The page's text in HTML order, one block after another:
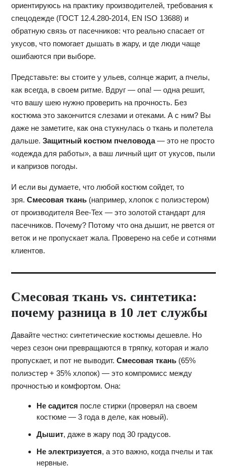
ориентируюсь на практику производителей, требования к
спецодежде (ГОСТ 12.4.280‑2014, EN ISO 13688) и
обратную связь от пасечников: что реально спасает от
укусов, что помогает дышать в жару, и где люди чаще
ошибаются при выборе.
Представьте: вы стоите у ульев, солнце жарит, а пчелы,
как всегда, в своем ритме. Вдруг — опа! — одна решит,
что вашу шею нужно проверить на прочность. Без
костюма это закончится слезами и отеками. А с ним? Вы
даже не заметите, как она стукнулась о ткань и полетела
дальше. Защитный костюм пчеловода— это не просто
«одежда для работы», а ваш личный щит от укусов, пыли
и капризов погоды.
И если вы думаете, что любой костюм сойдет, то
зря. Смесовая ткань(например, хлопок с полиэстером)
от производителя Bee-Tex — это золотой стандарт для
пасечников. Почему? Потому что она дышит, не рвется от
веток и не пропускает жала. Проверено на себе и сотнями
клиентов.
Смесовая ткань vs. синтетика:
почему разница в 10 лет службы
Давайте честно: синтетические костюмы дешевле. Но
через сезон они превращаются в тряпку, которая и жало
пропускает, и пот не выводит. Смесовая ткань(65%
полиэстер + 35% хлопок) — это компромисс между
прочностью и комфортом. Она:
Не садится после стирки (проверял на своем
костюме — 3 года в деле, как новый).
Дышит, даже в жару под 30 градусов.
Не электризуется, а это важно, когда пчелы и так
нервные.